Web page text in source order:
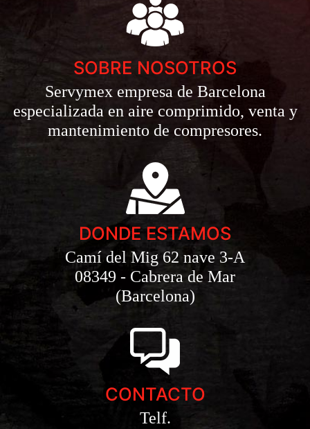
SOBRE NOSOTROS
Servymex empresa de Barcelona
especializada en aire comprimido, venta y
mantenimiento de compresores.
DONDE ESTAMOS
Camí del Mig 62 nave 3-A
08349 - Cabrera de Mar
(Barcelona)
CONTACTO
Telf.